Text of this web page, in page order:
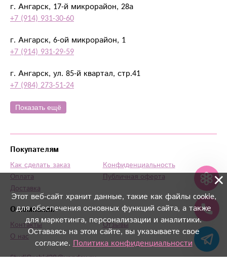
Этот веб-сайт хранит данные, такие как файлы cookie,
для обеспечения основных функций сайта, а также
для маркетинга, персонализации и аналитики.
Оставаясь на этом сайте, вы указываете свое
согласие.Политика конфиденциальности
×
г. Ангарск, 17-й микрорайон, 28а
+7 (914) 931-30-60
г. Ангарск, 6-ой микрорайон, 1
+7 (914) 931-29-59
г. Ангарск, ул. 85-й квартал, стр.41
+7 (984) 273-51-24
Показать ещё
StudiOrchid38@yandex.ru
Покупателям
Как сделать заказ
Оплата
Доставка
Конфиденциальность
Публичная оферта
О компании
Контакты
О нас
Отзывы